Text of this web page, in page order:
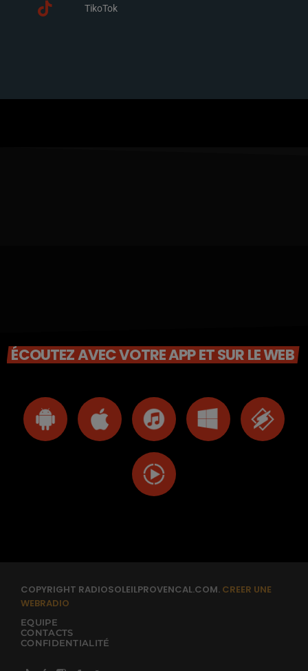
TikoTok
ÉCOUTEZ AVEC VOTRE APP ET SUR LE WEB
COPYRIGHT RADIOSOLEILPROVENCAL.COM. CREER UNE
WEBRADIO
EQUIPE
CONTACTS
CONFIDENTIALITÉ